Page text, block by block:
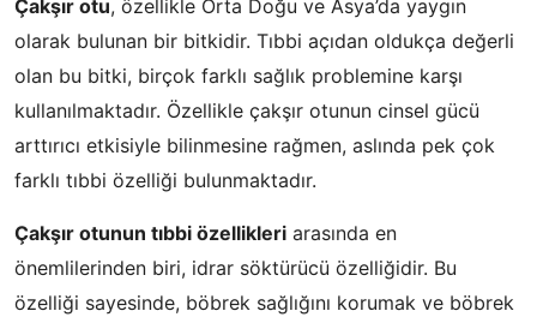
Çakşır otu, özellikle Orta Doğu ve Asya’da yaygın
olarak bulunan bir bitkidir. Tıbbi açıdan oldukça değerli
olan bu bitki, birçok farklı sağlık problemine karşı
kullanılmaktadır. Özellikle çakşır otunun cinsel gücü
arttırıcı etkisiyle bilinmesine rağmen, aslında pek çok
farklı tıbbi özelliği bulunmaktadır.
Çakşır otunun tıbbi özellikleri arasında en
önemlilerinden biri, idrar söktürücü özelliğidir. Bu
özelliği sayesinde, böbrek sağlığını korumak ve böbrek